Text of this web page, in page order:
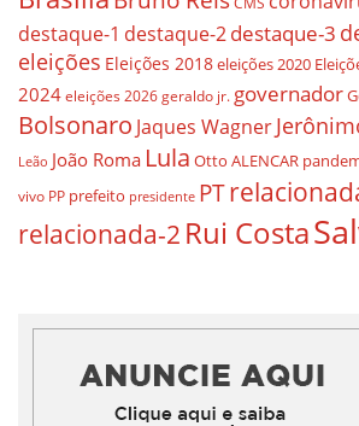
destaque-1 destaque-2destaque-3
eleições Eleições 2018eleições 2020
2024 eleições 2026 geraldo jr. governador
Bolsonaro Jaques Wagner
Leão João Roma Lula Otto ALENCAR
vivo PP prefeito presidente PT
relacionada-2 Rui Costa